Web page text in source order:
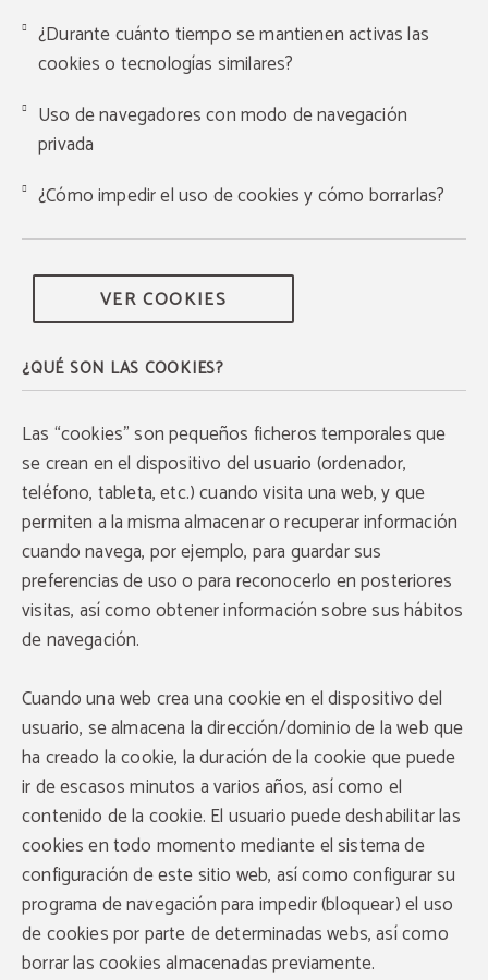
¿Durante cuánto tiempo se mantienen activas las
cookies o tecnologías similares?
Uso de navegadores con modo de navegación
privada
¿Cómo impedir el uso de cookies y cómo borrarlas?
VER COOKIES
¿QUÉ SON LAS COOKIES?
Las “cookies” son pequeños ficheros temporales que
se crean en el dispositivo del usuario (ordenador,
teléfono, tableta, etc.) cuando visita una web, y que
permiten a la misma almacenar o recuperar información
cuando navega, por ejemplo, para guardar sus
preferencias de uso o para reconocerlo en posteriores
visitas, así como obtener información sobre sus hábitos
de navegación.
Cuando una web crea una cookie en el dispositivo del
usuario, se almacena la dirección/dominio de la web que
ha creado la cookie, la duración de la cookie que puede
ir de escasos minutos a varios años, así como el
contenido de la cookie. El usuario puede deshabilitar las
cookies en todo momento mediante el sistema de
configuración de este sitio web, así como configurar su
programa de navegación para impedir (bloquear) el uso
de cookies por parte de determinadas webs, así como
borrar las cookies almacenadas previamente.